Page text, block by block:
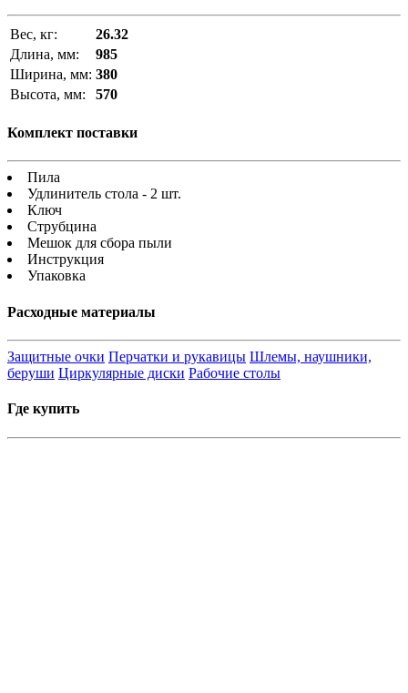
Вес, кг:
26.32
Длина, мм:
985
Ширина, мм: 380
Высота, мм:
570
Комплект поставки
Пила
Удлинитель стола - 2 шт.
Ключ
Струбцина
Мешок для сбора пыли
Инструкция
Упаковка
Расходные материалы
Защитные очки Перчатки и рукавицы Шлемы, наушники,
беруши Циркулярные диски Рабочие столы
Где купить